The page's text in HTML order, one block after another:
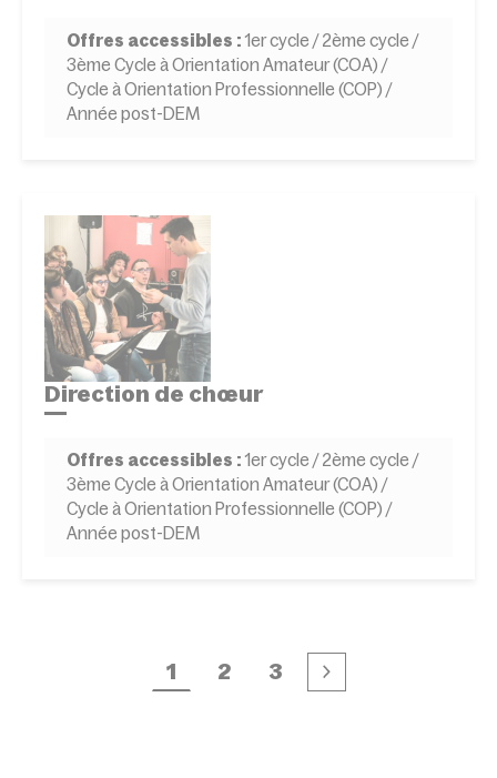
Offres accessibles : 1er cycle / 2ème cycle /
3ème Cycle à Orientation Amateur (COA) /
Cycle à Orientation Professionnelle (COP) /
Année post-DEM
Direction de chœur
Offres accessibles : 1er cycle / 2ème cycle /
3ème Cycle à Orientation Amateur (COA) /
Cycle à Orientation Professionnelle (COP) /
Année post-DEM
1 2 3